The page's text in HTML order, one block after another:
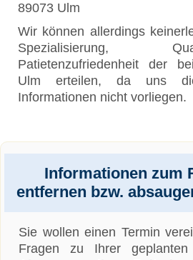
89073 Ulm
Wir können allerdings
Spezialisierung,
Patietenzufriedenheit der
Ulm erteilen, da uns die
Informationen nicht vorliegen.
Informationen zum
entfernen bzw.
Sie wollen einen Termin
Fragen zu Ihrer geplanten